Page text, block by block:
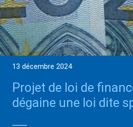
13 décembre 2024
Projet de loi de
dégaine une loi dite